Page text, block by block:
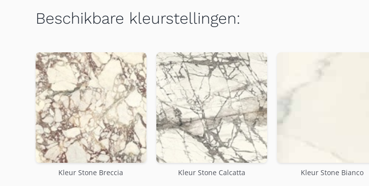
Beschikbare kleurstellingen:
Kleur Stone Breccia Kleur Stone Calcatta Kleur Stone Bianco